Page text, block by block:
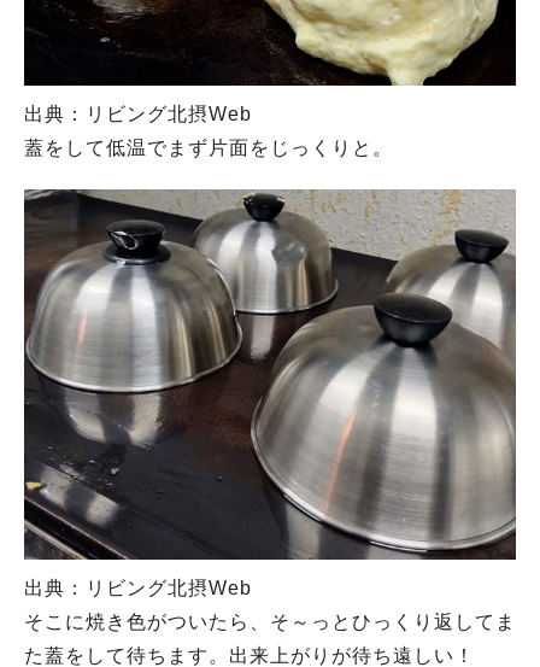
出典：リビング北摂Web
蓋をして低温でまず片面をじっくりと。
出典：リビング北摂Web
そこに焼き色がついたら、そ～っとひっくり返してま
た蓋をして待ちます。出来上がりが待ち遠しい！